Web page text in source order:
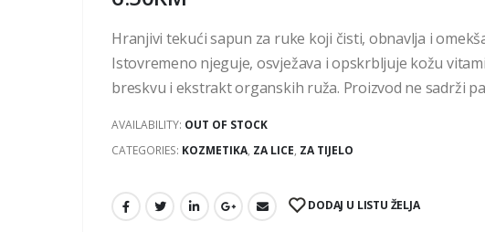
Hranjivi tekući sapun za ruke koji čisti, obnavlja i
Istovremeno njeguje, osvježava i opskrbljuje kožu
breskvu i ekstrakt organskih ruža. Proizvod ne sadrži
AVAILABILITY: OUT OF STOCK
CATEGORIES: KOZMETIKA, ZA LICE, ZA TIJELO
DODAJ U LISTU ŽELJA